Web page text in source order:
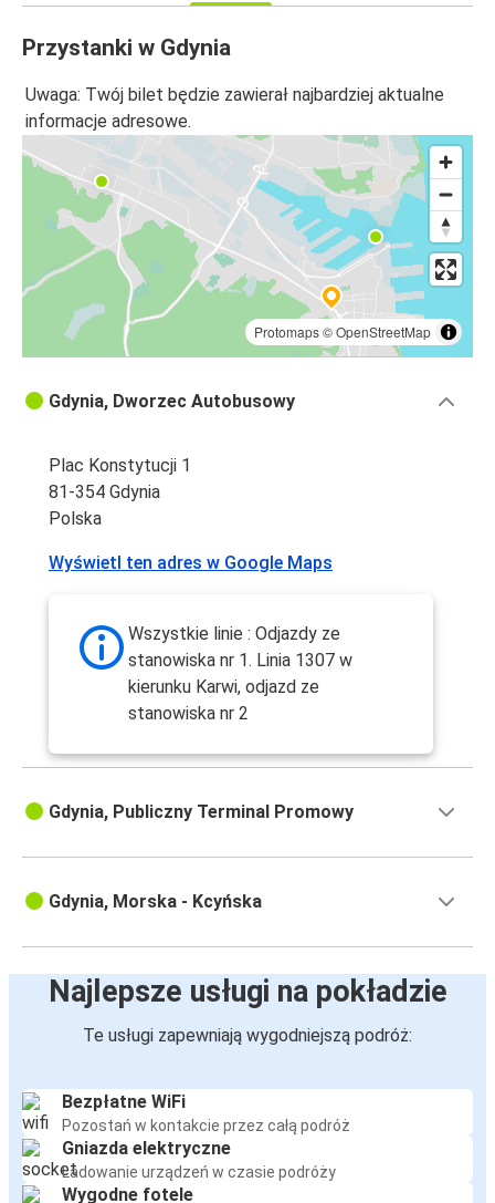
Przystanki w Gdynia
Uwaga: Twój bilet będzie zawierał najbardziej aktualne
informacje adresowe.
Protomaps©OpenStreetMap
Gdynia, Dworzec Autobusowy
Plac Konstytucji 1
81-354 Gdynia
Polska
Wyświetl ten adres w Google Maps
Wszystkie linie : Odjazdy ze
stanowiska nr 1. Linia 1307 w
kierunku Karwi, odjazd ze
stanowiska nr 2
Gdynia, Publiczny Terminal Promowy
Gdynia, Morska - Kcyńska
Najlepsze usługi na pokładzie
Te usługi zapewniają wygodniejszą podróż:
Bezpłatne WiFi
Pozostań w kontakcie przez całą podróż
Gniazda elektryczne
Ładowanie urządzeń w czasie podróży
Wygodne fotele